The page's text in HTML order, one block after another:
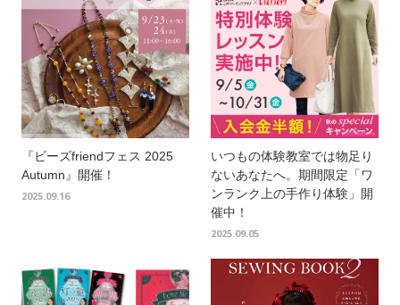
『ビーズfriendフェス 2025
Autumn』開催！
2025.09.16
いつもの体験教室では物足り
ないあなたへ。期間限定「ワ
ンランク上の手作り体験」開
催中！
2025.09.05